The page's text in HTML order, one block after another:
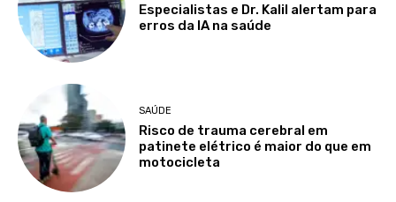
Especialistas e Dr. Kalil alertam para
erros da IA na saúde
SAÚDE
Risco de trauma cerebral em
patinete elétrico é maior do que em
motocicleta